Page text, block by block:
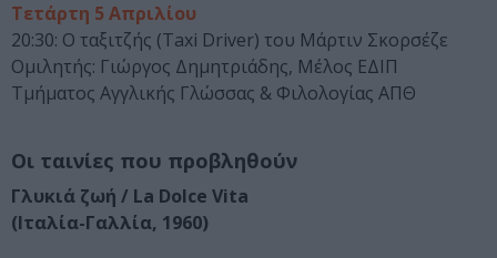
Τετάρτη 5 Απριλίου
20:30: Ο ταξιτζής (Taxi Driver) του Μάρτιν Σκορσέζε
Ομιλητής: Γιώργος Δημητριάδης, Μέλος ΕΔΙΠ
Τμήματος Αγγλικής Γλώσσας & Φιλολογίας ΑΠΘ
Οι ταινίες που προβληθούν
Γλυκιά ζωή / La Dolce Vita
(Ιταλία-Γαλλία, 1960)